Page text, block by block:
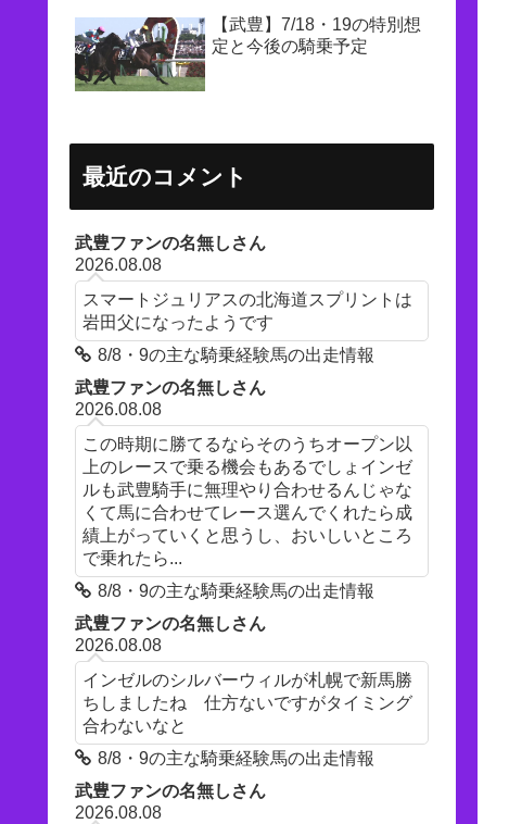
【武豊】7/18・19の特別想
定と今後の騎乗予定
最近のコメント
武豊ファンの名無しさん
2026.08.08
スマートジュリアスの北海道スプリントは
岩田父になったようです
8/8・9の主な騎乗経験馬の出走情報
武豊ファンの名無しさん
2026.08.08
この時期に勝てるならそのうちオープン以
上のレースで乗る機会もあるでしょインゼ
ルも武豊騎手に無理やり合わせるんじゃな
くて馬に合わせてレース選んでくれたら成
績上がっていくと思うし、おいしいところ
で乗れたら...
8/8・9の主な騎乗経験馬の出走情報
武豊ファンの名無しさん
2026.08.08
インゼルのシルバーウィルが札幌で新馬勝
ちしましたね 仕方ないですがタイミング
合わないなと
8/8・9の主な騎乗経験馬の出走情報
武豊ファンの名無しさん
2026.08.08